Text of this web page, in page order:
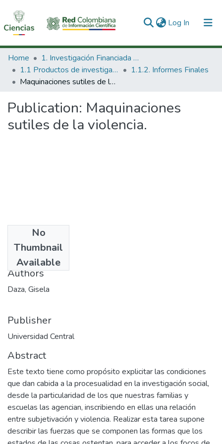
Log In (current)
Communities & Collections
All of DSpace
Home
1. Investigación Financiada con Recursos Públicos
1.1 Productos de investigación
1.1.2. Informes Finales
Maquinaciones sutiles de la violencia.
Publication: Maquinaciones
sutiles de la violencia.
No
Thumbnail
Available
1997
Authors
Daza, Gisela
Publisher
Universidad Central
Abstract
Este texto tiene como propósito explicitar las condiciones
que dan cabida a la procesualidad en la investigación social,
desde la particularidad de los que nuestras familias y
escuelas las agencian, inscribiendo en ellas una relación
entre subjetivación y violencia. Realizar esta tarea supone
describir las fuerzas que se componen las formas que los